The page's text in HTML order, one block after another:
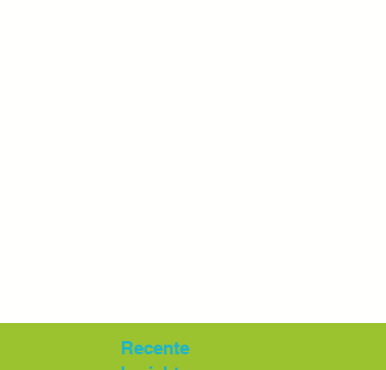
Recente